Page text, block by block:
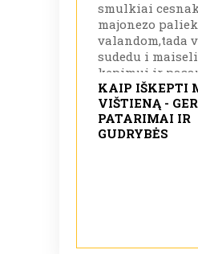
smulkiai
majonezo
valandom,tada
sudedu i
kepimui ir
orkaite ir kepu
temperaturoje
minutes
KAIP IŠKEPTI
VIŠTIENĄ -
PATARIMAI IR
GUDRYBĖS